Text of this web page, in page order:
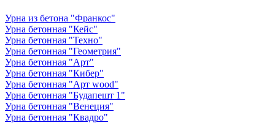
Урна из бетона "Франкос"
Урна бетонная "Кейс"
Урна бетонная "Техно"
Урна бетонная "Геометрия"
Урна бетонная "Арт"
Урна бетонная "Кибер"
Урна бетонная "Арт wood"
Урна бетонная "Будапешт 1"
Урна бетонная "Венеция"
Урна бетонная "Квадро"